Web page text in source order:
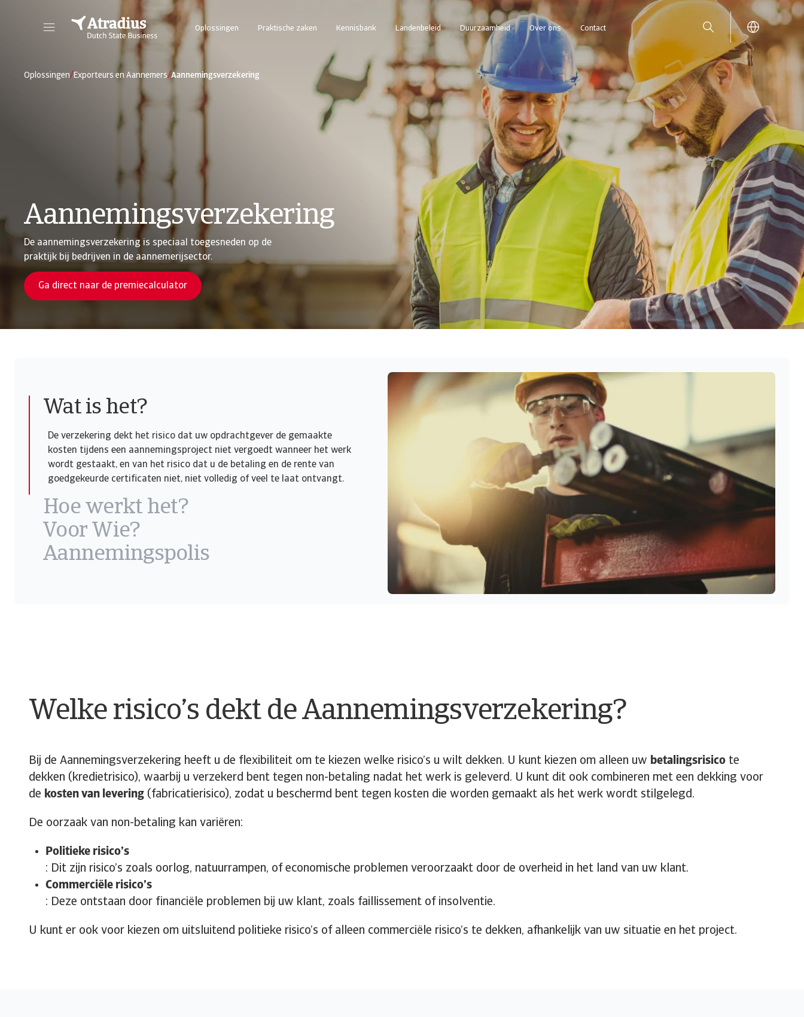
Oplossingen Praktische zaken Kennisbank Landenbeleid Duurzaamheid Over ons Contact
Oplossingen/Exporteurs en Aannemers/Aannemingsverzekering
Aannemingsverzekering
De aannemingsverzekering is speciaal toegesneden op de
praktijk bij bedrijven in de aannemerijsector.
Ga direct naar de premiecalculator
Wat is het?
De verzekering dekt het risico dat uw opdrachtgever de gemaakte
kosten tijdens een aannemingsproject niet vergoedt wanneer het werk
wordt gestaakt, en van het risico dat u de betaling en de rente van
goedgekeurde certificaten niet, niet volledig of veel te laat ontvangt.
Hoe werkt het?
Voor Wie?
Aannemingspolis
Welke risico’s dekt de Aannemingsverzekering?
Bij de Aannemingsverzekering heeft u de flexibiliteit om te kiezen welke risico’s u wilt dekken. U kunt kiezen om alleen uw betalingsrisico te
dekken (kredietrisico), waarbij u verzekerd bent tegen non-betaling nadat het werk is geleverd. U kunt dit ook combineren met een dekking voor
de kosten van levering (fabricatierisico), zodat u beschermd bent tegen kosten die worden gemaakt als het werk wordt stilgelegd.
De oorzaak van non-betaling kan variëren:
Politieke risico’s
: Dit zijn risico’s zoals oorlog, natuurrampen, of economische problemen veroorzaakt door de overheid in het land van uw klant.
Commerciële risico’s
: Deze ontstaan door financiële problemen bij uw klant, zoals faillissement of insolventie.
U kunt er ook voor kiezen om uitsluitend politieke risico’s of alleen commerciële risico’s te dekken, afhankelijk van uw situatie en het project.